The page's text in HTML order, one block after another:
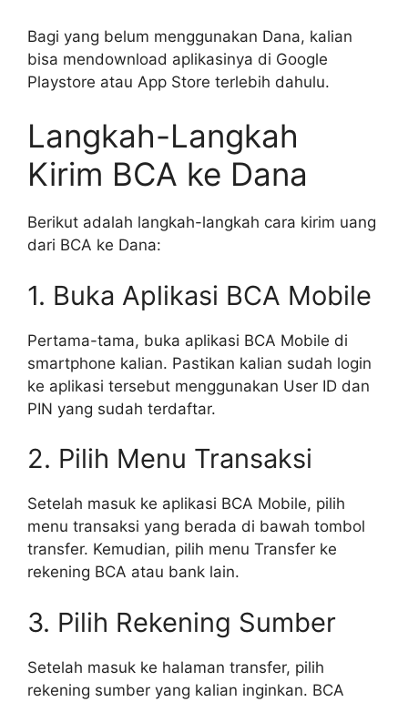
Bagi yang belum menggunakan Dana, kalian
bisa mendownload aplikasinya di Google
Playstore atau App Store terlebih dahulu.
Langkah-Langkah
Kirim BCA ke Dana
Berikut adalah langkah-langkah cara kirim uang
dari BCA ke Dana:
1. Buka Aplikasi BCA Mobile
Pertama-tama, buka aplikasi BCA Mobile di
smartphone kalian. Pastikan kalian sudah login
ke aplikasi tersebut menggunakan User ID dan
PIN yang sudah terdaftar.
2. Pilih Menu Transaksi
Setelah masuk ke aplikasi BCA Mobile, pilih
menu transaksi yang berada di bawah tombol
transfer. Kemudian, pilih menu Transfer ke
rekening BCA atau bank lain.
3. Pilih Rekening Sumber
Setelah masuk ke halaman transfer, pilih
rekening sumber yang kalian inginkan. BCA